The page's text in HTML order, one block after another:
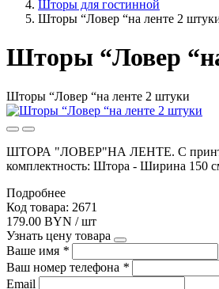
Шторы для гостинной
Шторы “Ловер “на ленте 2
Шторы “Ловер
Шторы “Ловер “на ленте 2 штуки
ШТОРА "ЛОВЕР"НА ЛЕНТЕ. С принтом
комплектность: Штора - Ширина
Подробнее
Код товара: 2671
179.00 BYN / шт
Узнать цену товара
Ваше имя *
Ваш номер телефона *
Email